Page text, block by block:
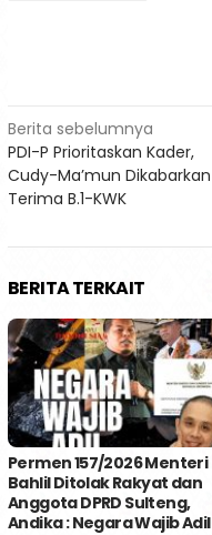
Navigasi
pos
Berita sebelumnya
PDI-P Prioritaskan Kader,
Cudy-Ma’mun Dikabarkan
Terima B.1-KWK
BERITA TERKAIT
Permen 157/2026 Menteri
Bahlil Ditolak Rakyat dan
Anggota DPRD Sulteng,
Andika : Negara Wajib Adil